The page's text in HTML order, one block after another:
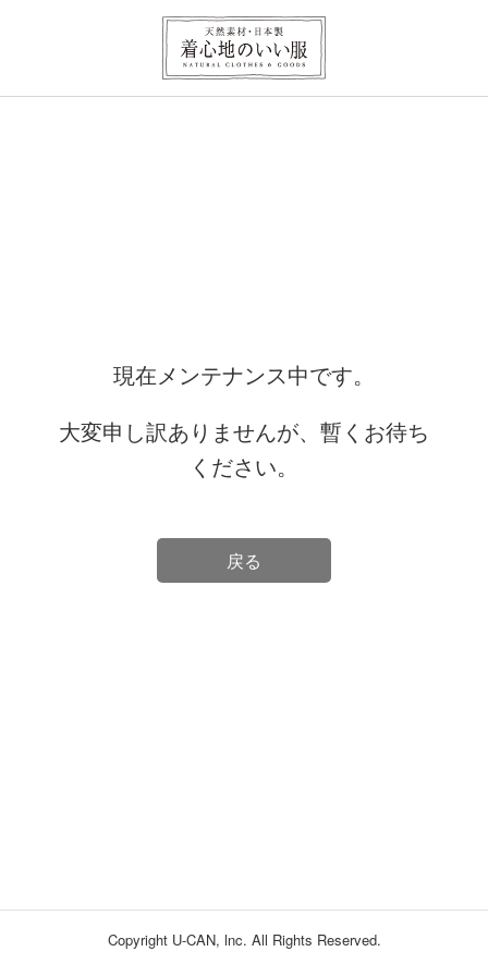
現在メンテナンス中です。
大変申し訳ありませんが、暫くお待ち
ください。
戻る
Copyright U-CAN, lnc. All Rights Reserved.